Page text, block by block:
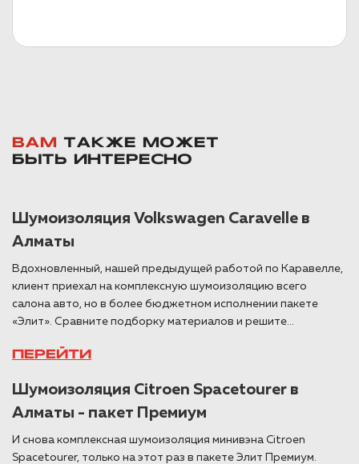
ВАМ
ТАКЖЕ МОЖЕТ
БЫТЬ ИНТЕРЕСНО
Шумоизоляция Volkswagen Caravelle в
Алматы
Вдохновленный, нашей предыдущей работой по Каравелле,
клиент приехал на комплексную шумоизоляцию всего
салона авто, но в более бюджетном исполнении пакете
«Элит». Сравните подборку материалов и решите...
ПЕРЕЙТИ
Шумоизоляция Citroen Spacetourer в
Алматы - пакет Премиум
И снова комплексная шумоизоляция минивэна Citroen
Spacetourer, только на этот раз в пакете Элит Премиум.